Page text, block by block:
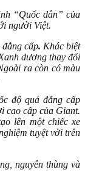
“Quốc dân” của
người Việt.
cấp. Khác biệt
dương thay đổi
ra còn có màu
độ quá đẳng cấp
cao cấp của Giant.
lên một chiếc xe
tuyệt vời trên
nguyên thùng và